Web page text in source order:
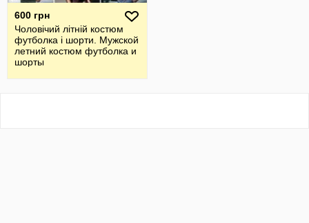
600 грн
Чоловічий літній костюм
футболка і шорти. Мужской
летний костюм футболка и
шорты